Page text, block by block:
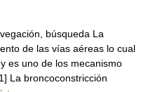
búsqueda La
de las vías aéreas lo cual
es uno de los mecanismo
La broncoconstricción